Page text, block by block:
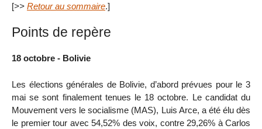
[>> Retour au sommaire.]
Points de repère
18 octobre - Bolivie
Les élections générales de Bolivie, d’abord prévues pour le 3
mai se sont finalement tenues le 18 octobre. Le candidat du
Mouvement vers le socialisme (MAS), Luis Arce, a été élu dès
le premier tour avec 54,52% des voix, contre 29,26% à Carlos